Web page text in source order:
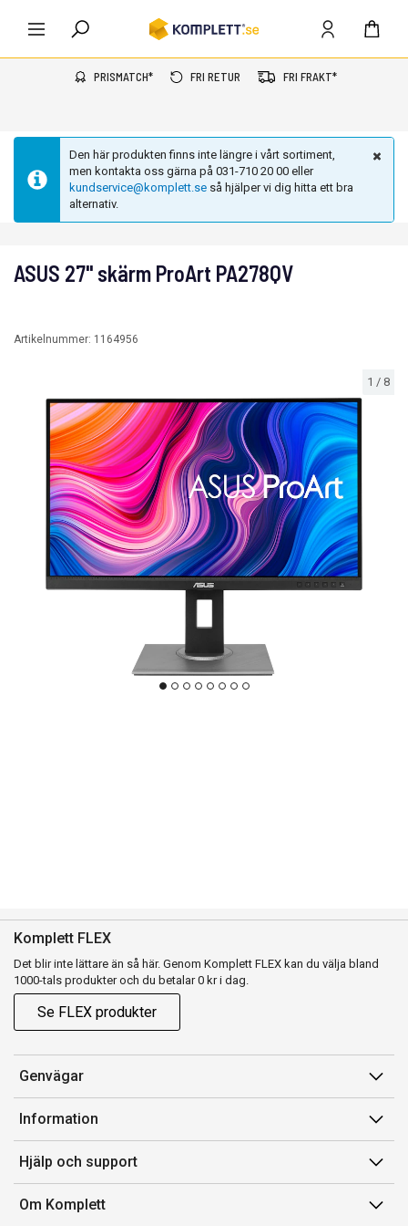
PRISMATCH* FRI RETUR FRI FRAKT*
Den här produkten finns inte längre i vårt sortiment,
men kontakta oss gärna på 031-710 20 00 eller
kundservice@komplett.se så hjälper vi dig hitta ett bra
alternativ.
1 / 8
ASUS 27" skärm ProArt PA278QV
Artikelnummer: 1164956
Komplett FLEX
Det blir inte lättare än så här. Genom Komplett FLEX kan du välja bland
1000-tals produkter och du betalar 0 kr i dag.
Se FLEX produkter
Genvägar
Konto
Orderhistorik
Presentkort
Komplett Club
Information
Försäljningsvillkor
Medlemsvillkor for Komplett Club
Lediga tjänster
Hjälp och support
Kontakta oss
Om Komplett